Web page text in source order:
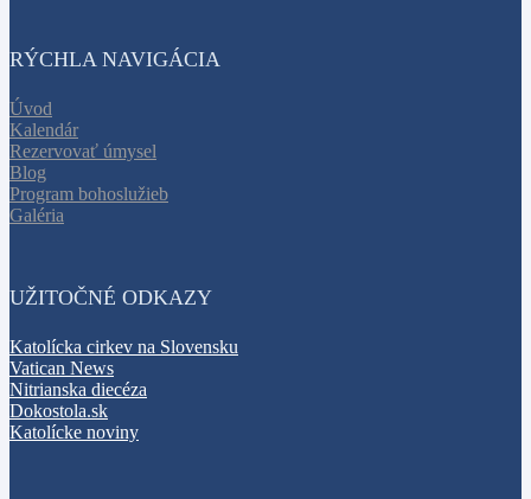
RÝCHLA NAVIGÁCIA
Úvod
Kalendár
Rezervovať úmysel
Blog
Program bohoslužieb
Galéria
UŽITOČNÉ ODKAZY
Katolícka cirkev na Slovensku
Vatican News
Nitrianska diecéza
Dokostola.sk
Katolícke noviny